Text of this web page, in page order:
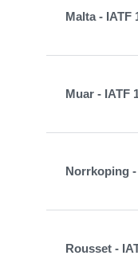
Malta - IATF
Muar - IATF
Norrkoping -
Rousset -